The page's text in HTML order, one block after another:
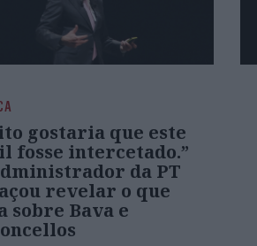
gostaria que este
fosse intercetado.”
da PT
revelar o que
sobre Bava e